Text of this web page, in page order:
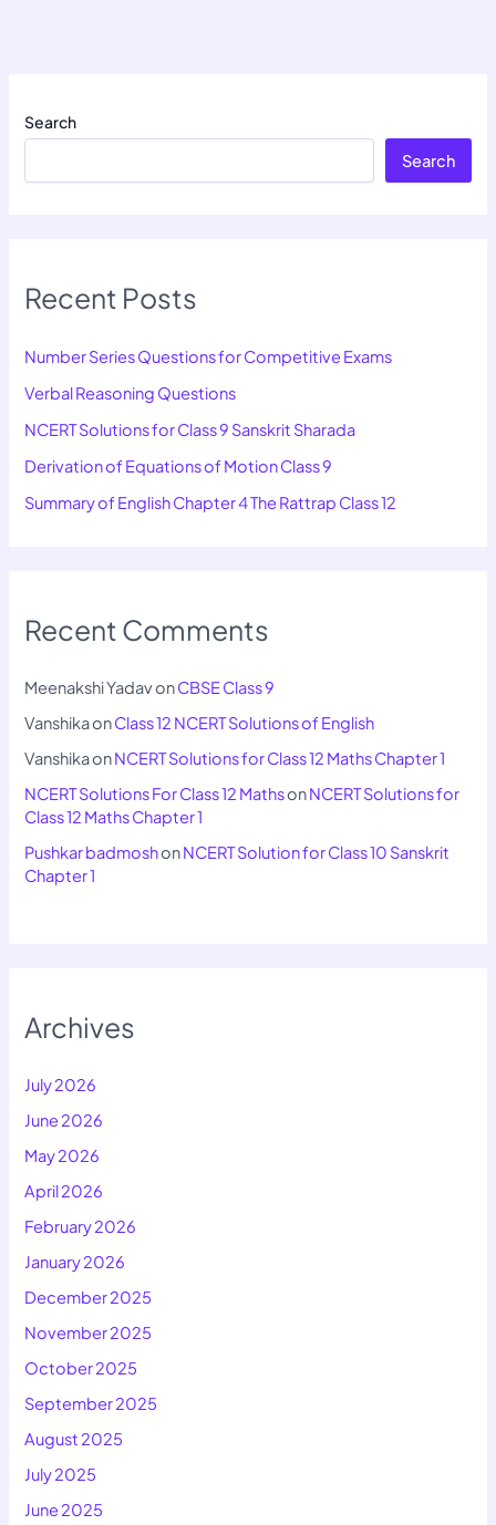
Search
Search
Recent Posts
Number Series Questions for Competitive Exams
Verbal Reasoning Questions
NCERT Solutions for Class 9 Sanskrit Sharada
Derivation of Equations of Motion Class 9
Summary of English Chapter 4 The Rattrap Class 12
Recent Comments
Meenakshi YadavonCBSE Class 9
VanshikaonClass 12 NCERT Solutions of English
VanshikaonNCERT Solutions for Class 12 Maths Chapter 1
NCERT Solutions For Class 12 MathsonNCERT Solutions for
Class 12 Maths Chapter 1
Pushkar badmoshonNCERT Solution for Class 10 Sanskrit
Chapter 1
Archives
July 2026
June 2026
May 2026
April 2026
February 2026
January 2026
December 2025
November 2025
October 2025
September 2025
August 2025
July 2025
June 2025